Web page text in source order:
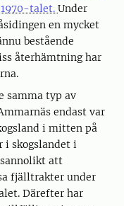
talet. Under
en mycket
bestående
återhämtning har
samma typ av
endast var
i mitten på
i skogslandet i
att
fjälltrakter under
Därefter har